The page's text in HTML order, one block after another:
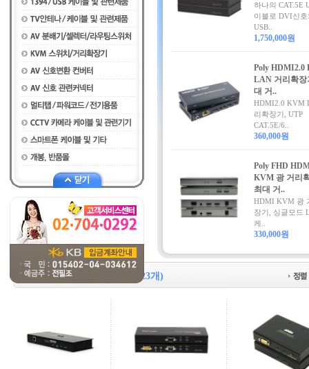
하나의 CAT.5E
이블로 DVI신호
USB..
1,750,000원
Poly HDMI2.0
LAN 거리확장
대 거..
HDMI2.0 KVM
리확장기, UTP
CAT.5E/6..
360,000원
Poly FHD
KVM 광 거리
최대 거..
HDMI KVM 광
장기, 싱글모드
케..
330,000원
KVM 증폭기/거리확장기 (23개)